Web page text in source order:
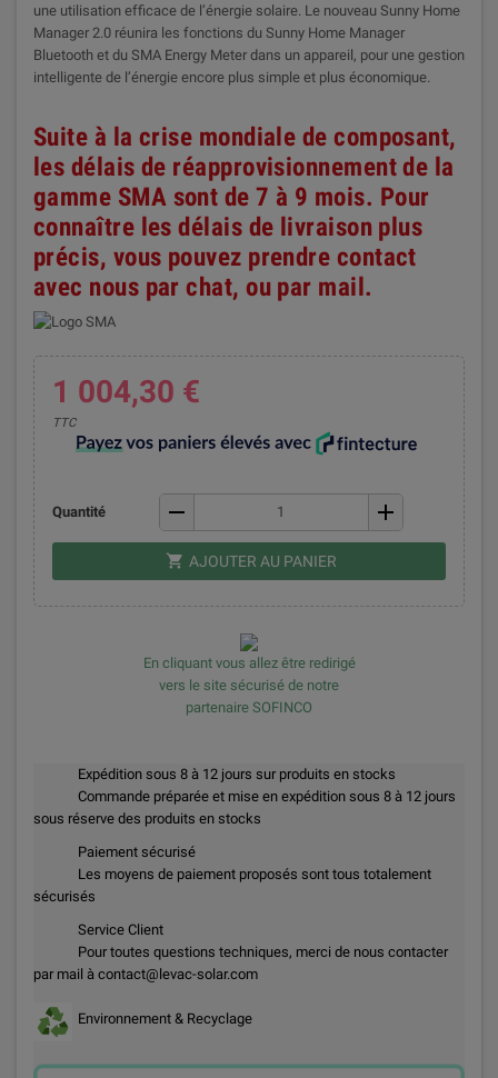
une utilisation efficace de l’énergie solaire. Le nouveau Sunny Home
Manager 2.0 réunira les fonctions du Sunny Home Manager
Bluetooth et du SMA Energy Meter dans un appareil, pour une gestion
intelligente de l’énergie encore plus simple et plus économique.
Suite à la crise mondiale de composant,
les délais de réapprovisionnement de la
gamme SMA sont de 7 à 9 mois. Pour
connaître les délais de livraison plus
précis, vous pouvez prendre contact
avec nous par chat, ou par mail.
1 004,30 €
TTC
Quantité remove add
shopping_cart AJOUTER AU PANIER
En cliquant vous allez être redirigé
vers le site sécurisé de notre
partenaire SOFINCO
Expédition sous 8 à 12 jours sur produits en stocks
Commande préparée et mise en expédition sous 8 à 12 jours
sous réserve des produits en stocks
Paiement sécurisé
Les moyens de paiement proposés sont tous totalement
sécurisés
Service Client
Pour toutes questions techniques, merci de nous contacter
par mail à contact@levac-solar.com
Environnement & Recyclage